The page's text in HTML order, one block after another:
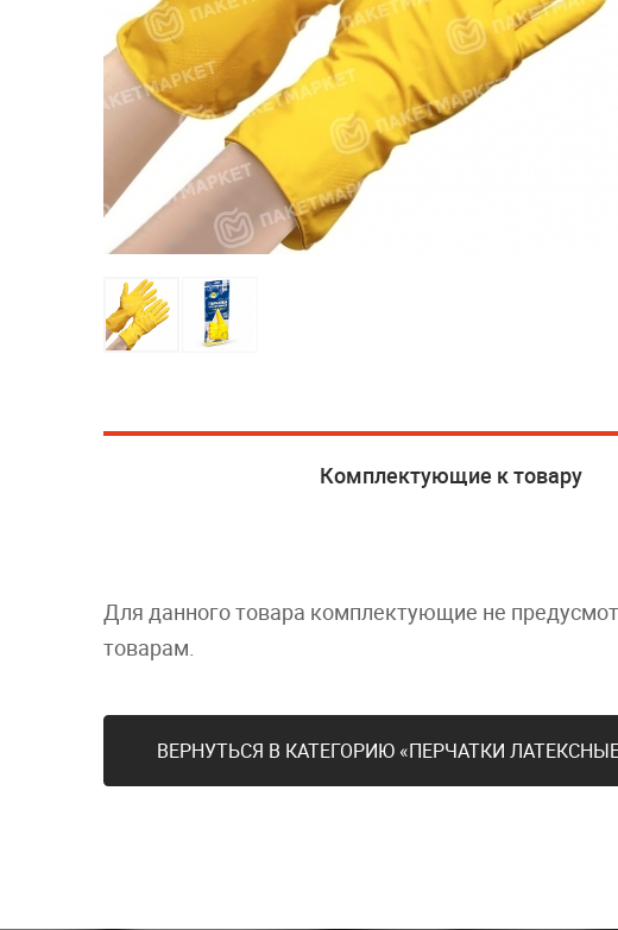
Комплектующие к товару
Для данного товара комплектующие не
товарам.
ВЕРНУТЬСЯ В КАТЕГОРИЮ «ПЕРЧАТКИ